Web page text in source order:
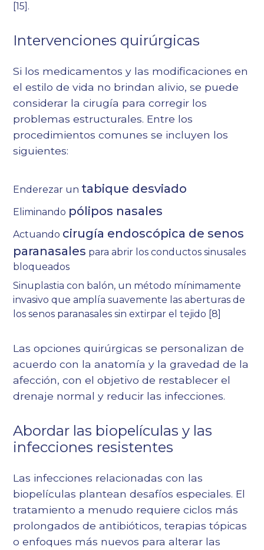
[15].
Intervenciones quirúrgicas
Si los medicamentos y las modificaciones en
el estilo de vida no brindan alivio, se puede
considerar la cirugía para corregir los
problemas estructurales. Entre los
procedimientos comunes se incluyen los
siguientes:
Enderezar un tabique desviado
Eliminando pólipos nasales
Actuando cirugía endoscópica de senos
paranasales para abrir los conductos sinusales
bloqueados
Sinuplastia con balón, un método mínimamente
invasivo que amplía suavemente las aberturas de
los senos paranasales sin extirpar el tejido [8]
Las opciones quirúrgicas se personalizan de
acuerdo con la anatomía y la gravedad de la
afección, con el objetivo de restablecer el
drenaje normal y reducir las infecciones.
Abordar las biopelículas y las
infecciones resistentes
Las infecciones relacionadas con las
biopelículas plantean desafíos especiales. El
tratamiento a menudo requiere ciclos más
prolongados de antibióticos, terapias tópicas
o enfoques más nuevos para alterar las